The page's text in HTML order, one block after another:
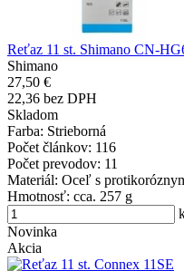
Reťaz 11 st. Shimano CN-
Shimano
27,50 €
22,36 bez DPH
Skladom
Farba: Strieborná
Počet článkov: 116
Počet prevodov: 11
Materiál: Oceľ s
Hmotnosť: cca. 257 g
Novinka
Akcia